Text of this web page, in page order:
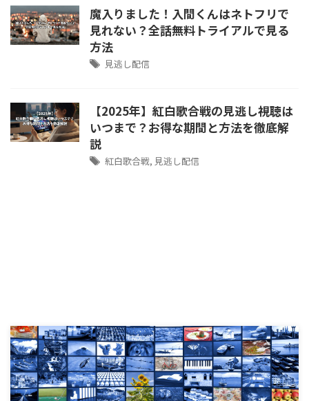
魔入りました！入間くんはネトフリで
見れない？全話無料トライアルで見る
方法
見逃し配信
【2025年】紅白歌合戦の見逃し視聴は
いつまで？お得な期間と方法を徹底解
説
紅白歌合戦, 見逃し配信